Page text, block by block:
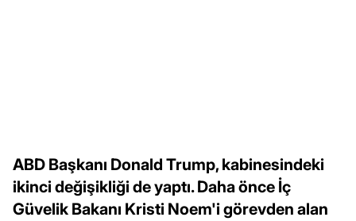
ABD Başkanı Donald Trump, kabinesindeki
ikinci değişikliği de yaptı. Daha önce İç
Güvelik Bakanı Kristi Noem'i görevden alan